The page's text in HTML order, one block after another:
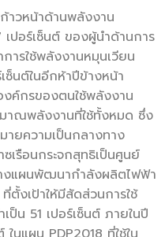
ก้าวหน้าด้านพลังงาน
ปอร์เซ็นต์ ของผู้นำด้านการ
ารใช้พลังงานหมุนเวียน
ซ็นต์ในอีกห้าปีข้างหน้า
งค์กรของตนใช้พลังงาน
าณพลังงานที่ใช้ทั้งหมด ซึ่ง
ยความเป็นกลางทาง
เรือนกระจกสุทธิเป็นศูนย์
งแผนพัฒนากำลังผลิตไฟฟ้า
ตั้งเป้าให้มีสัดส่วนการใช้
ป็น 51 เปอร์เซ็นต์ ภายในปี